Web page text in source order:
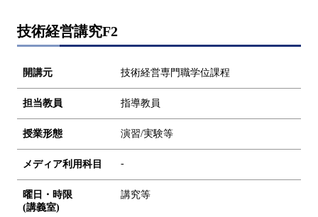
技術経営講究F2
開講元 技術経営専門職学位課程
担当教員 指導教員
授業形態 演習/実験等
メディア利用科目 -
曜日・時限
(講義室)
講究等